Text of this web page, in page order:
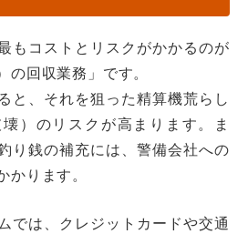
もコストとリスクがかかるのが
の回収業務」です。
と、それを狙った精算機荒らし
壊）のリスクが高まります。ま
り銭の補充には、警備会社への
ります。
では、クレジットカードや交通